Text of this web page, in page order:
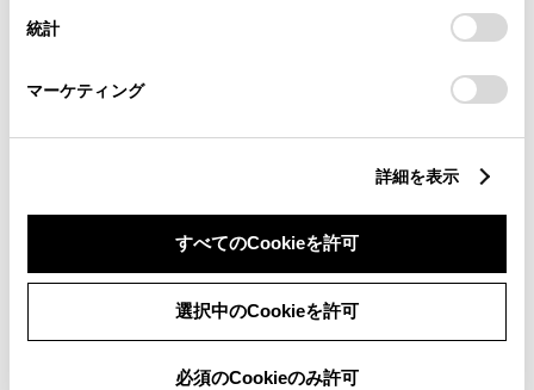
設定の変更、同意を撤回したりするにあたっては、当社の
「Cookie（クッキー）情報の取り扱いについて
」をご覧くだ
統計
マーケティング
詳細を表示
すべてのCookieを許可
選択中のCookieを許可
必須のCookieのみ許可
マイネ昭和通り
シエンタ